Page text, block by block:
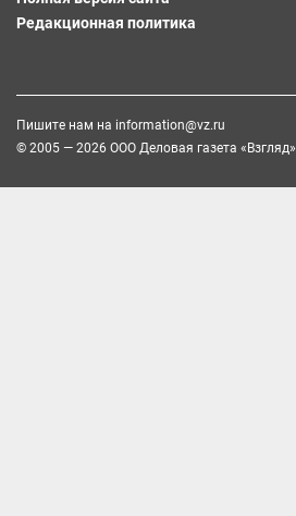
Редакционная политика
Пишите нам на information@vz.ru
© 2005 — 2026 ООО Деловая газета «Взгляд»